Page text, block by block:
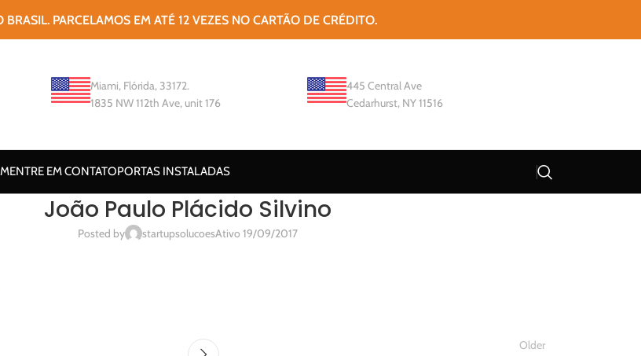
BRASIL. PARCELAMOS EM ATÉ 12 VEZES NO CARTÃO DE CRÉDITO.
Miami, Flórida, 33172.
1835 NW 112th Ave, unit 176
445 Central Ave
Cedarhurst, NY 11516
ENTRE EM CONTATOPORTAS INSTALADAS
João Paulo Plácido Silvino
Posted by startupsolucoesAtivo 19/09/2017
Older